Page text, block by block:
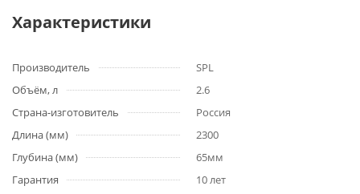
Характеристики
Производитель
SPL
Объём, л
2.6
Страна-изготовитель
Россия
Длина (мм)
2300
Глубина (мм)
65мм
Гарантия
10 лет